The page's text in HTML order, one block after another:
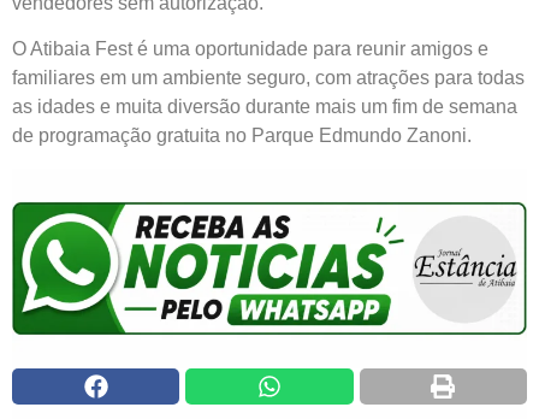
O Atibaia Fest é uma oportunidade para reunir amigos e
familiares em um ambiente seguro, com atrações para todas
as idades e muita diversão durante mais um fim de semana
de programação gratuita no Parque Edmundo Zanoni.